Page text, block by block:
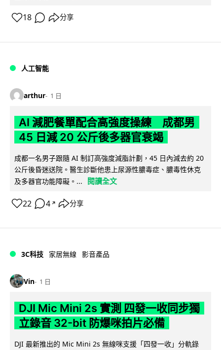
18 分享
人工智能
arthur 1 日
AI 減肥餐單配合高強度操練 成都男
45 日減 20 公斤後多器官衰竭
成都一名男子跟隨 AI 制訂高強度減脂計劃，45 日內減去約 20
公斤後昏迷送院。醫生診斷他患上尿源性膿毒症、膿毒性休克
及多器官功能障礙。...
閱讀全文
22 4 ↗ 分享
3C科技 家居無線 影音產品
Vin 1 日
DJI Mic Mini 2s 實測 四發一收同步獨
立錄音 32-bit 防爆咪拍片必備
DJI 最新推出的 Mic Mini 2s 無線咪支援「四發一收」分軌錄